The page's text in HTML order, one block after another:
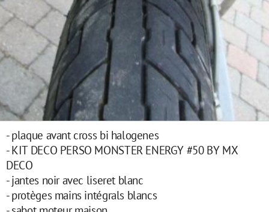
- plaque avant cross bi halogenes
- KIT DECO PERSO MONSTER ENERGY #50 BY MX
DECO
- jantes noir avec liseret blanc
- protèges mains intégrals blancs